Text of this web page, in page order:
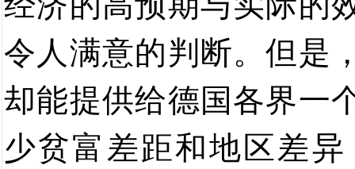
令人满意的判断。但是
却能提供给德国各界一
少贫富差距和地区差